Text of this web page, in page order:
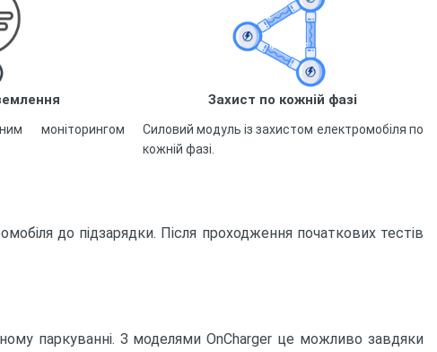
моніторингом
Захист по кожній фазі
Силовий модуль із захистом електромобіля по
кожній фазі.
до підзарядки. Після проходження початкових тестів
паркуванні. З моделями OnCharger це можливо завдяки